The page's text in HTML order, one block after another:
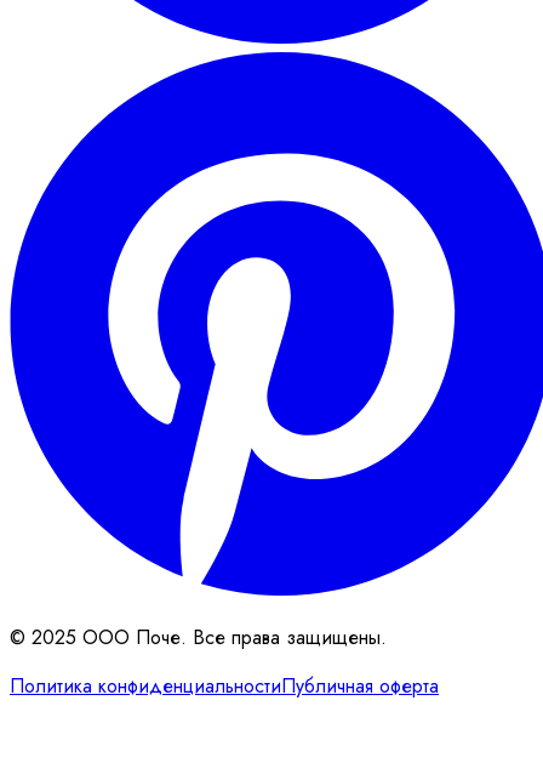
© 2025 ООО Поче. Все права защищены.
Политика конфиденциальностиПубличная оферта